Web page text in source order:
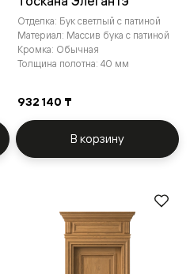
Отделка: Бук светлый с патиной
Материал: Массив бука с патиной
Кромка: Обычная
Толщина полотна: 40 мм
932 140 ₸
В корзину